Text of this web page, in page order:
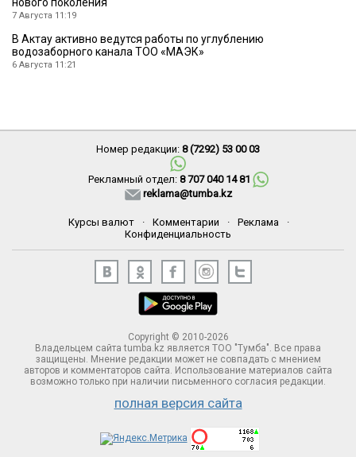
нового поколения
7 Августа 11:19
В Актау активно ведутся работы по углублению
водозаборного канала ТОО «МАЭК»
6 Августа 11:21
Номер редакции: 8 (7292) 53 00 03
Рекламный отдел: 8 707 040 14 81
reklama@tumba.kz
Курсы валют · Комментарии · Реклама
·
Конфиденциальность
Copyright © 2010-2026
Владельцем сайта tumba.kz является ТОО "Тумба". Все права
защищены. Мнение редакции может не совпадать с мнением
авторов и комментаторов сайта. Использование материалов сайта
возможно только при наличии письменного согласия редакции.
полная версия сайта